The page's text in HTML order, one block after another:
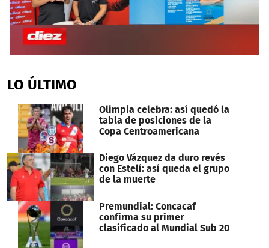
of
6
46
seconds
LO ÚLTIMO
Olimpia celebra: así quedó la
tabla de posiciones de la
Copa Centroamericana
Diego Vázquez da duro revés
con Estelí: así queda el grupo
de la muerte
Premundial: Concacaf
confirma su primer
clasificado al Mundial Sub 20